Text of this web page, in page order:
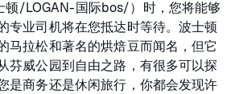
顿/LOGAN-国际bos/）时，您将能够
专业司机将在您抵达时等待。波士顿
马拉松和著名的烘焙豆而闻名，但它
芬威公园到自由之路，有很多可以探
是商务还是休闲旅行，你都会发现许